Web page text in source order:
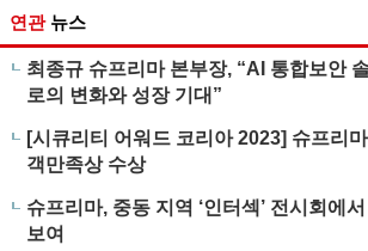
연관 뉴스
최종규 슈프리마 본부장, “AI 통합보안
로의 변화와 성장 기대”
[시큐리티 어워드 코리아 2023] 슈프리
객만족상 수상
슈프리마, 중동 지역 ‘인터섹’ 전시회에
보여